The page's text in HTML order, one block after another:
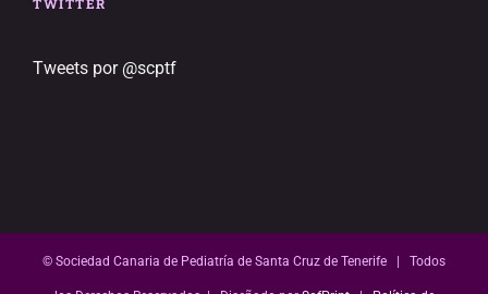
TWITTER
Tweets por @scptf
© Sociedad Canaria de Pediatría de Santa Cruz de Tenerife | Todos